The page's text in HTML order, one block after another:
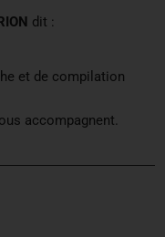
dit :
et de compilation
accompagnent.